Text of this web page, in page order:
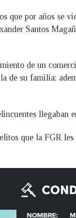
que por años se
Santos
de un
de su familia;
llegaban
que la FGR